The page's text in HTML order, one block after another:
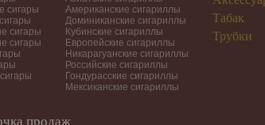
сигары
сигары
сигары
Американские сигариллы
Доминиканские сигариллы
Кубинские сигариллы
Европейские сигариллы
Никарагуанские сигариллы
Российские сигариллы
Гондурасские сигариллы
Мексиканские сигариллы
Табак
Трубки
продаж